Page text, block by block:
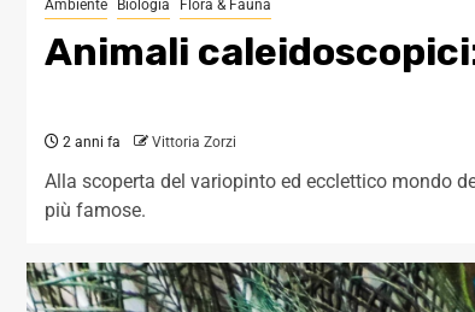
Ambiente Biologia Flora & Fauna
Animali
2 anni fa Vittoria Zorzi
Alla scoperta del variopinto ed ecclettico mondo
più famose.